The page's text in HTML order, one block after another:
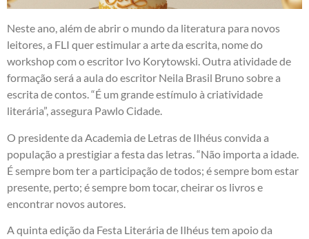
Neste ano, além de abrir o mundo da literatura para novos
leitores, a FLI quer estimular a arte da escrita, nome do
workshop com o escritor Ivo Korytowski. Outra atividade de
formação será a aula do escritor Neila Brasil Bruno sobre a
escrita de contos. “É um grande estímulo à criatividade
literária”, assegura Pawlo Cidade.
O presidente da Academia de Letras de Ilhéus convida a
população a prestigiar a festa das letras. “Não importa a idade.
É sempre bom ter a participação de todos; é sempre bom estar
presente, perto; é sempre bom tocar, cheirar os livros e
encontrar novos autores.
A quinta edição da Festa Literária de Ilhéus tem apoio da